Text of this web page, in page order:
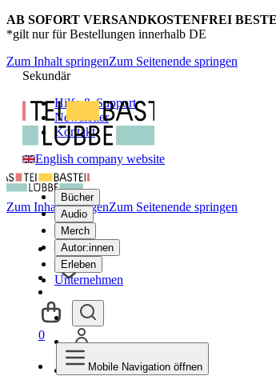
AB SOFORT VERSANDKOSTENFREI
*gilt nur für Bestellungen innerhalb DE
Zum Inhalt springenZum Seitenende springen
Sekundär
Hilfe & Support
Newsletter
Kontakt
English company website
Bücher
Audio
Merch
Autor:innen
Erleben
Unternehmen
Zum Inhalt springenZum Seitenende springen
0
Mobile Navigation öffnen